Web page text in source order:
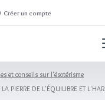
Créer un compte
et conseils sur l'ésotérisme
LA PIERRE DE L'ÉQUILIBRE ET